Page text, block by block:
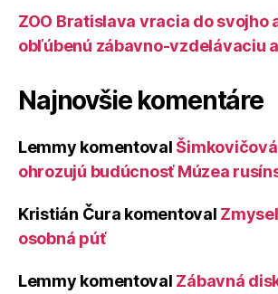
ZOO Bratislava vracia do svojho
obľúbenú zábavno-vzdelávaciu
Najnovšie komentáre
Lemmy komentoval
ohrozujú budúcnosť Múzea
Kristián Čura komentoval
osobná púť
Lemmy komentoval Zábavná